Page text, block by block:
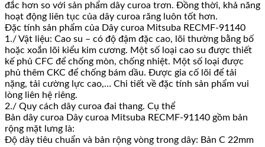
đắc hơn so với sản phẩm dây curoa trơn. Đồng thời, khả năng
hoạt động liên tục của dây curoa răng luôn tốt hơn.
Đặc tính sản phẩm của Dây curoa Mitsuba RECMF-91140
1./ Vật liệu: Cao su – có độ đậm đặc cao, lõi thường bằng bố
hoặc xoắn lõi kiểu kim cương. Một số loại cao su được thiết
kế phủ CFC để chống mòn, chống nhiệt. Một số loại được
phủ thêm CKC để chống bám dầu. Được gia cố lõi để tải
nặng, tải cường lực cao,… Chi tiết về đặc tính sản phẩm vui
lòng liên hệ riêng.
2./ Quy cách dây curoa đai thang. Cụ thể
Bản dây curoa Dây curoa Mitsuba RECMF-91140 gồm bản
rộng mặt lưng là:
Độ dày tiêu chuẩn và bản rộng vòng trong dây: Bản C 22mm